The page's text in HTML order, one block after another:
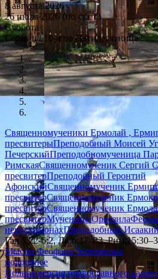
8 августа 2026
26 июля 2026 (по ст.ст.)
Суббота
Седмица 10-я по Пятидесятнице
Священномученики Ермолай ,
пресвитерыПреподобный Моисей
ПечерскийПреподобномученица
РимскаяСвященномученик Сергий
пресвитерПреподобный Геронтий
АфонскийСвященномученик
пресвитерСвященномученик
пресвитерСвященномученик
пресвитерМученица Ореозила
иеросхимонахПреподобный
Гал.5:22-6:2, Лк.6:17–23,
Мысли Феофана Затворника
подробнее
Полная версия православного